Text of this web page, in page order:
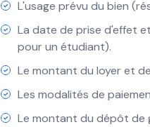
L'usage prévu du bien
La date de prise d'effet
pour un étudiant).
Le montant du loyer et
Les modalités de
Le montant du dépôt de